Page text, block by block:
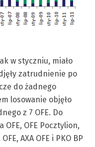
w styczniu, miało
zatrudnienie po
do żadnego
losowanie objęło
z 7 OFE. Do
OFE Pocztylion,
AXA OFE i PKO BP